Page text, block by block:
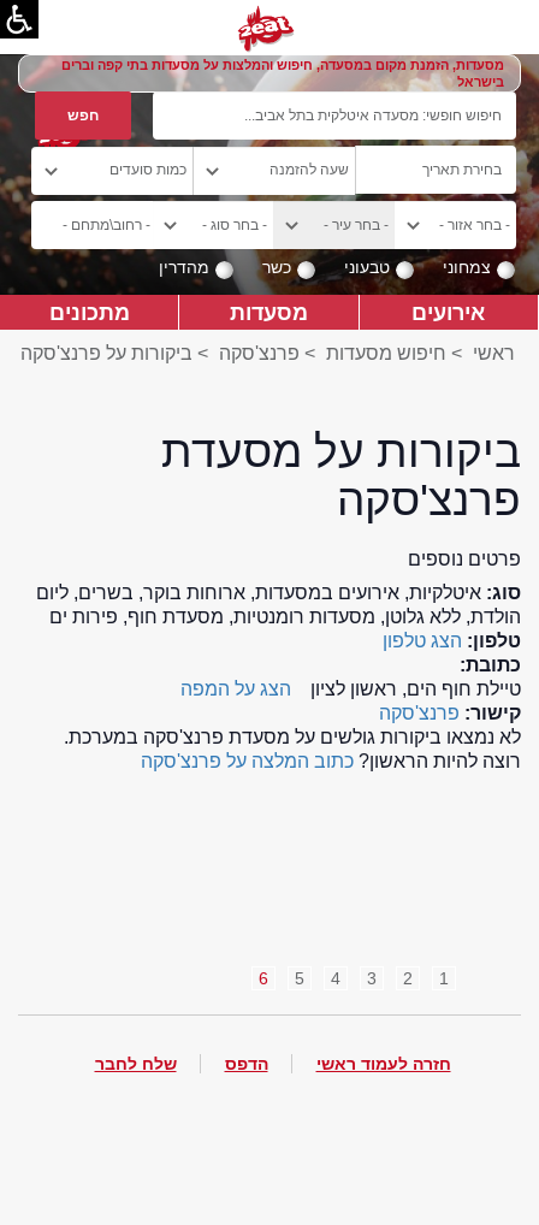
מסעדות, הזמנת מקום במסעדה, חיפוש והמלצות על מסעדות בתי קפה וברים
בישראל
צמחוני טבעוני כשר מהדרין
אירועים מסעדות מתכונים
ראשי > חיפוש מסעדות > פרנצ'סקה > ביקורות על פרנצ'סקה
ביקורות על מסעדת
פרנצ'סקה
פרטים נוספים
סוג: איטלקיות, אירועים במסעדות, ארוחות בוקר, בשרים, ליום
הולדת, ללא גלוטן, מסעדות רומנטיות, מסעדת חוף, פירות ים
טלפון: הצג טלפון
כתובת:
טיילת חוף הים, ראשון לציון
הצג על המפה
קישור: פרנצ'סקה
לא נמצאו ביקורות גולשים על מסעדת פרנצ'סקה במערכת.
רוצה להיות הראשון? כתוב המלצה על פרנצ'סקה
1
2
3
4
5
6
חזרה לעמוד ראשי הדפס שלח לחבר